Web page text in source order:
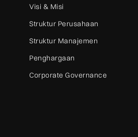
Visi & Misi
Struktur Perusahaan
Struktur Manajemen
Penghargaan
Corporate Governance